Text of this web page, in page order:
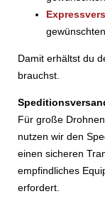
Damit erhältst du
brauchst.
Für große
nutzen wir den
einen sicheren
empfindliches
erfordert.